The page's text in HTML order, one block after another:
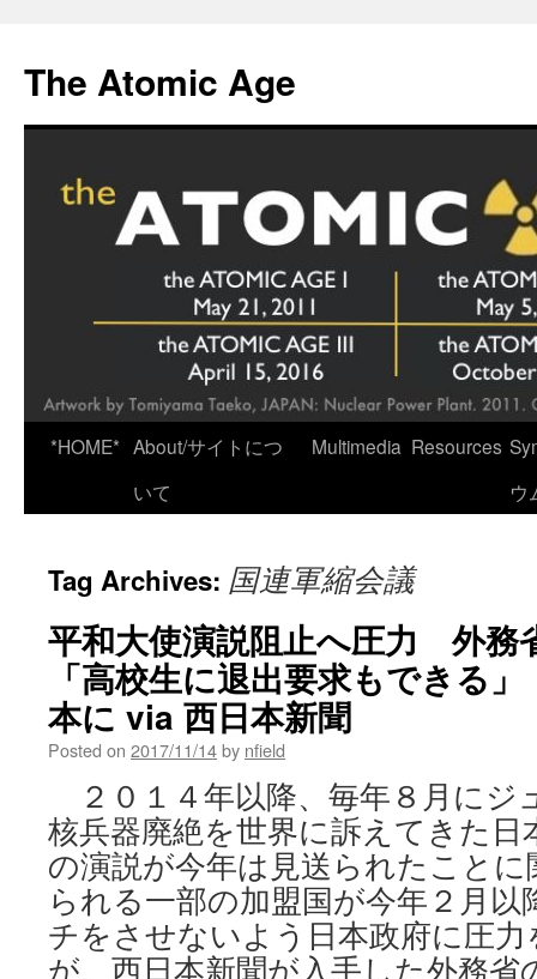
content
The Atomic Age
*HOME* About/サイトにつ
いて
Multimedia Resources
ウ
Tag Archives: 国連軍縮会議
平和大使演説阻止へ圧力 外
「高校生に退出要求もできる
本に via 西日本新聞
Posted on 2017/11/14by nfield
２０１４年以降、毎年８月にジ
核兵器廃絶を世界に訴えてきた日
の演説が今年は見送られたこと
られる一部の加盟国が今年２月
チをさせないよう日本政府に圧
が、西日本新聞が入手した外務省